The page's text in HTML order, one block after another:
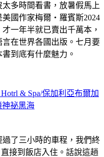
多時間看書，放暑假馬上
美國作家梅爾‧羅賓斯2024
一年半就已賣出千萬本，
在世界各國出版。七月要
到底有什麼魅力。
& Spa/保加利亞布爾加
神祕黑海
了三小時的車程，我們終
接到飯店入住。話說這趟